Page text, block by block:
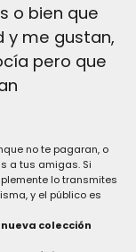
o bien que
y me gustan,
pero que
no te pagaran, o
a tus amigas. Si
lo transmites
y el público es
nueva colección